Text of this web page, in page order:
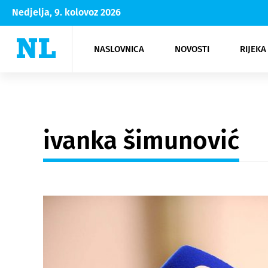
Nedjelja, 9. kolovoz 2026
NASLOVNICA NOVOSTI
Rijeka Opatija
NK
Moda
Kultura
ivanka šimunović